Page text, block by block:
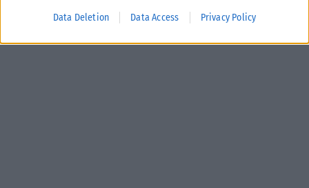
Data Deletion Data Access Privacy Policy